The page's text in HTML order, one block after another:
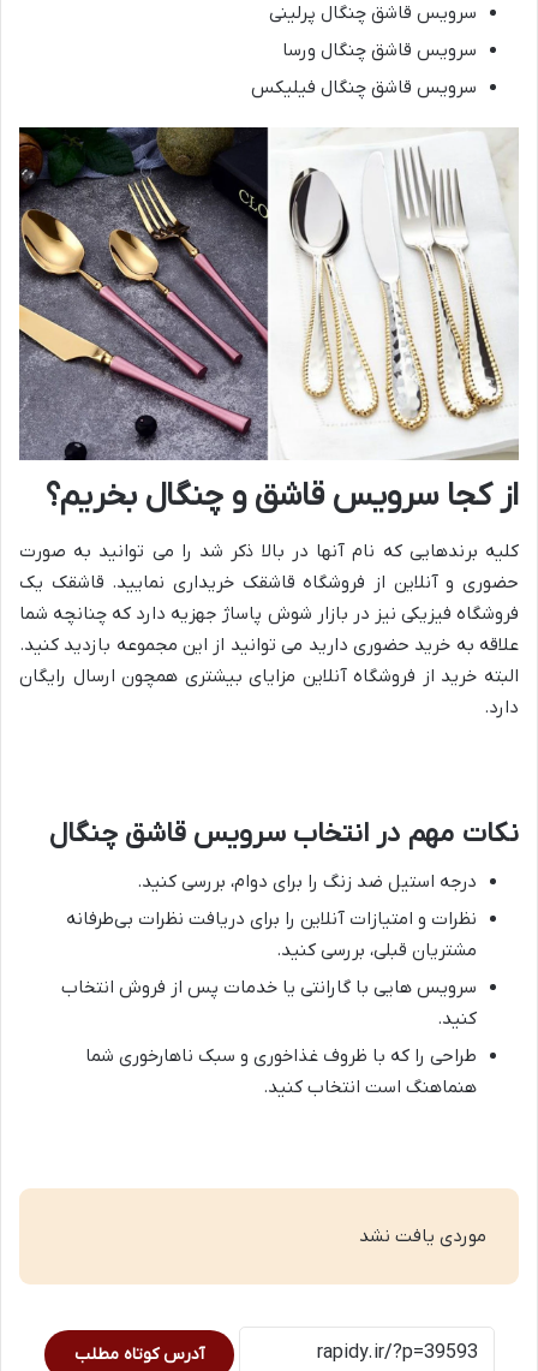
سرویس قاشق چنگال پرلینی
سرویس قاشق چنگال ورسا
سرویس قاشق چنگال فیلیکس
از کجا سرویس قاشق و چنگال بخریم؟
کلیه برندهایی که نام آنها در بالا ذکر شد را می توانید به صورت
حضوری و آنلاین از فروشگاه قاشقک خریداری نمایید. قاشقک یک
فروشگاه فیزیکی نیز در بازار شوش پاساژ جهزیه دارد که چنانچه شما
علاقه به خرید حضوری دارید می توانید از این مجموعه بازدید کنید.
البته خرید از فروشگاه آنلاین مزایای بیشتری همچون ارسال رایگان
دارد.
نکات مهم در انتخاب سرویس قاشق چنگال
درجه استیل ضد زنگ را برای دوام، بررسی کنید.
نظرات و امتیازات آنلاین را برای دریافت نظرات بی‌طرفانه
مشتریان قبلی، بررسی کنید.
سرویس هایی با گارانتی یا خدمات پس از فروش انتخاب
کنید.
طراحی را که با ظروف غذاخوری و سبک ناهارخوری شما
هنماهنگ است انتخاب کنید.
موردی یافت نشد
آدرس کوتاه مطلب